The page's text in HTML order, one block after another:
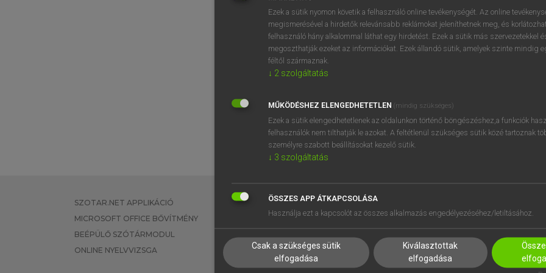
BELÉPÉS
próbaverziójának
regisztrálok ésbelépek.
REGISZTRÁCIÓ
SZOTAR.NET APPLIKÁCIÓ
MICROSOFT OFFICE BŐVÍTMÉNY
BEÉPÜLŐ SZÓTÁRMODUL
ONLINE NYELVVIZSGA
EGYÉNI FELHASZNÁLÓKNAK
TANULÓKNAK
VÁLLALATI MEGOLDÁSOK
SÚGÓ
RÓLUNK
SÜTI BEÁLLÍTÁSOK
Ezek a sütik nyomon követik a felhasználó online tevékenységét. Az online
megismerésével a hirdetők relevánsabb reklámokat jeleníthetnek meg, és
felhasználó hány alkalommal láthat egy hirdetést. Ezek a sütik más szervezetekkel
megoszthatják ezeket az információkat. Ezek állandó sütik, amelyek szinte mindig
féltől származnak.
↓ 2 szolgáltatás
MŰKÖDÉSHEZ ELENGEDHETETLEN (mindig szükséges)
Ezek a sütik elengedhetetlenek az oldalunkon történő böngészéshez,a funkciók
felhasználók nem tilthatják le azokat. A feltétlenül szükséges sütik közé tartoznak
személyre szabott beállításokat kezelő sütik.
↓ 3 szolgáltatás
ÖSSZES APP ÁTKAPCSOLÁSA
Használja ezt a kapcsolót az összes alkalmazás engedélyezéséhez/letiltásához.
Csak a szükséges sütik
elfogadása
Kiválasztottak
elfogadása